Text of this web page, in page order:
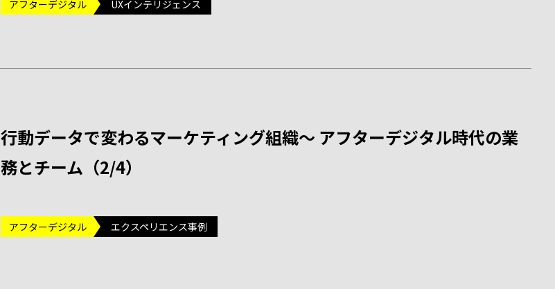
アフターデジタル UXインテリジェンス
行動データで変わるマーケティング組織～ アフターデジタル時代の業
務とチーム（2/4）
アフターデジタル エクスペリエンス事例